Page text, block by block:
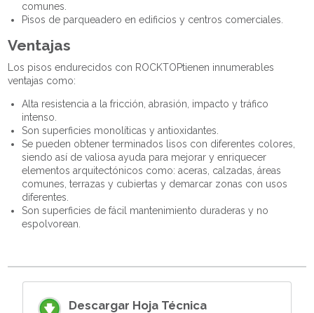
comunes.
Pisos de parqueadero en edificios y centros comerciales.
Ventajas
Los pisos endurecidos con ROCKTOPtienen innumerables
ventajas como:
Alta resistencia a la fricción, abrasión, impacto y tráfico
intenso.
Son superficies monolíticas y antioxidantes.
Se pueden obtener terminados lisos con diferentes colores,
siendo así de valiosa ayuda para mejorar y enriquecer
elementos arquitectónicos como: aceras, calzadas, áreas
comunes, terrazas y cubiertas y demarcar zonas con usos
diferentes.
Son superficies de fácil mantenimiento duraderas y no
espolvorean.
Descargar Hoja Técnica